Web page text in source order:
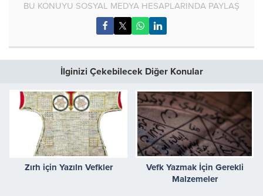
BU KONUYU SOSYAL MEDYA HESAPLARINDA PAYLAŞ
İlginizi Çekebilecek Diğer Konular
Zırh için Yazıln Vefkler
Vefk Yazmak İçin Gerekli
Malzemeler